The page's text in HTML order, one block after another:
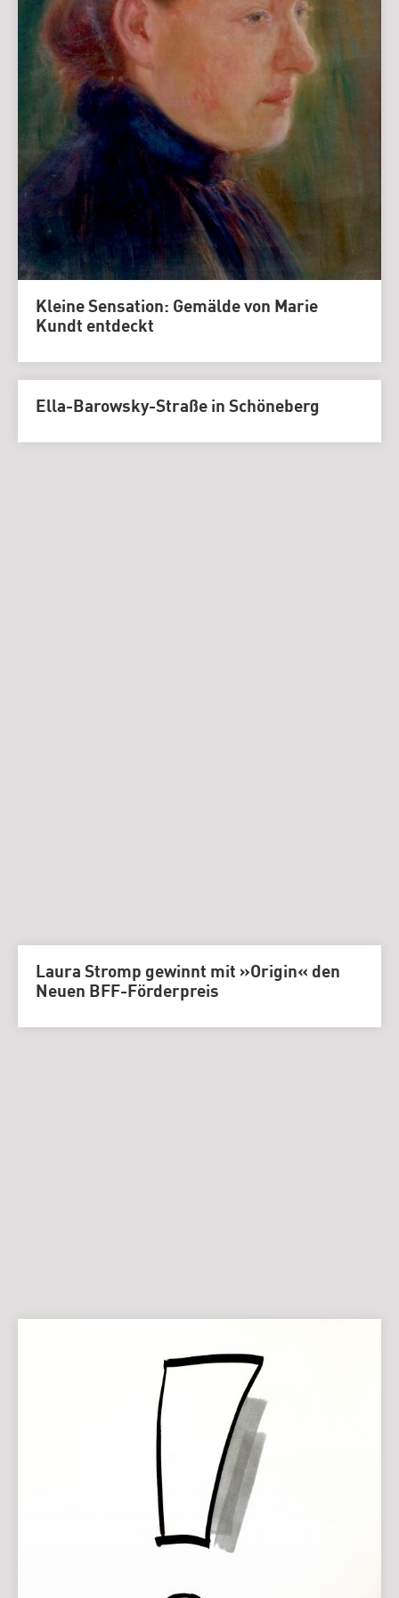
Kleine Sensation: Gemälde von Marie
Kundt entdeckt
Ella-Barowsky-Straße in Schöneberg
Laura Stromp gewinnt mit »Origin« den
Neuen BFF-Förderpreis